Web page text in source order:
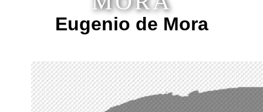
Eugenio de Mora